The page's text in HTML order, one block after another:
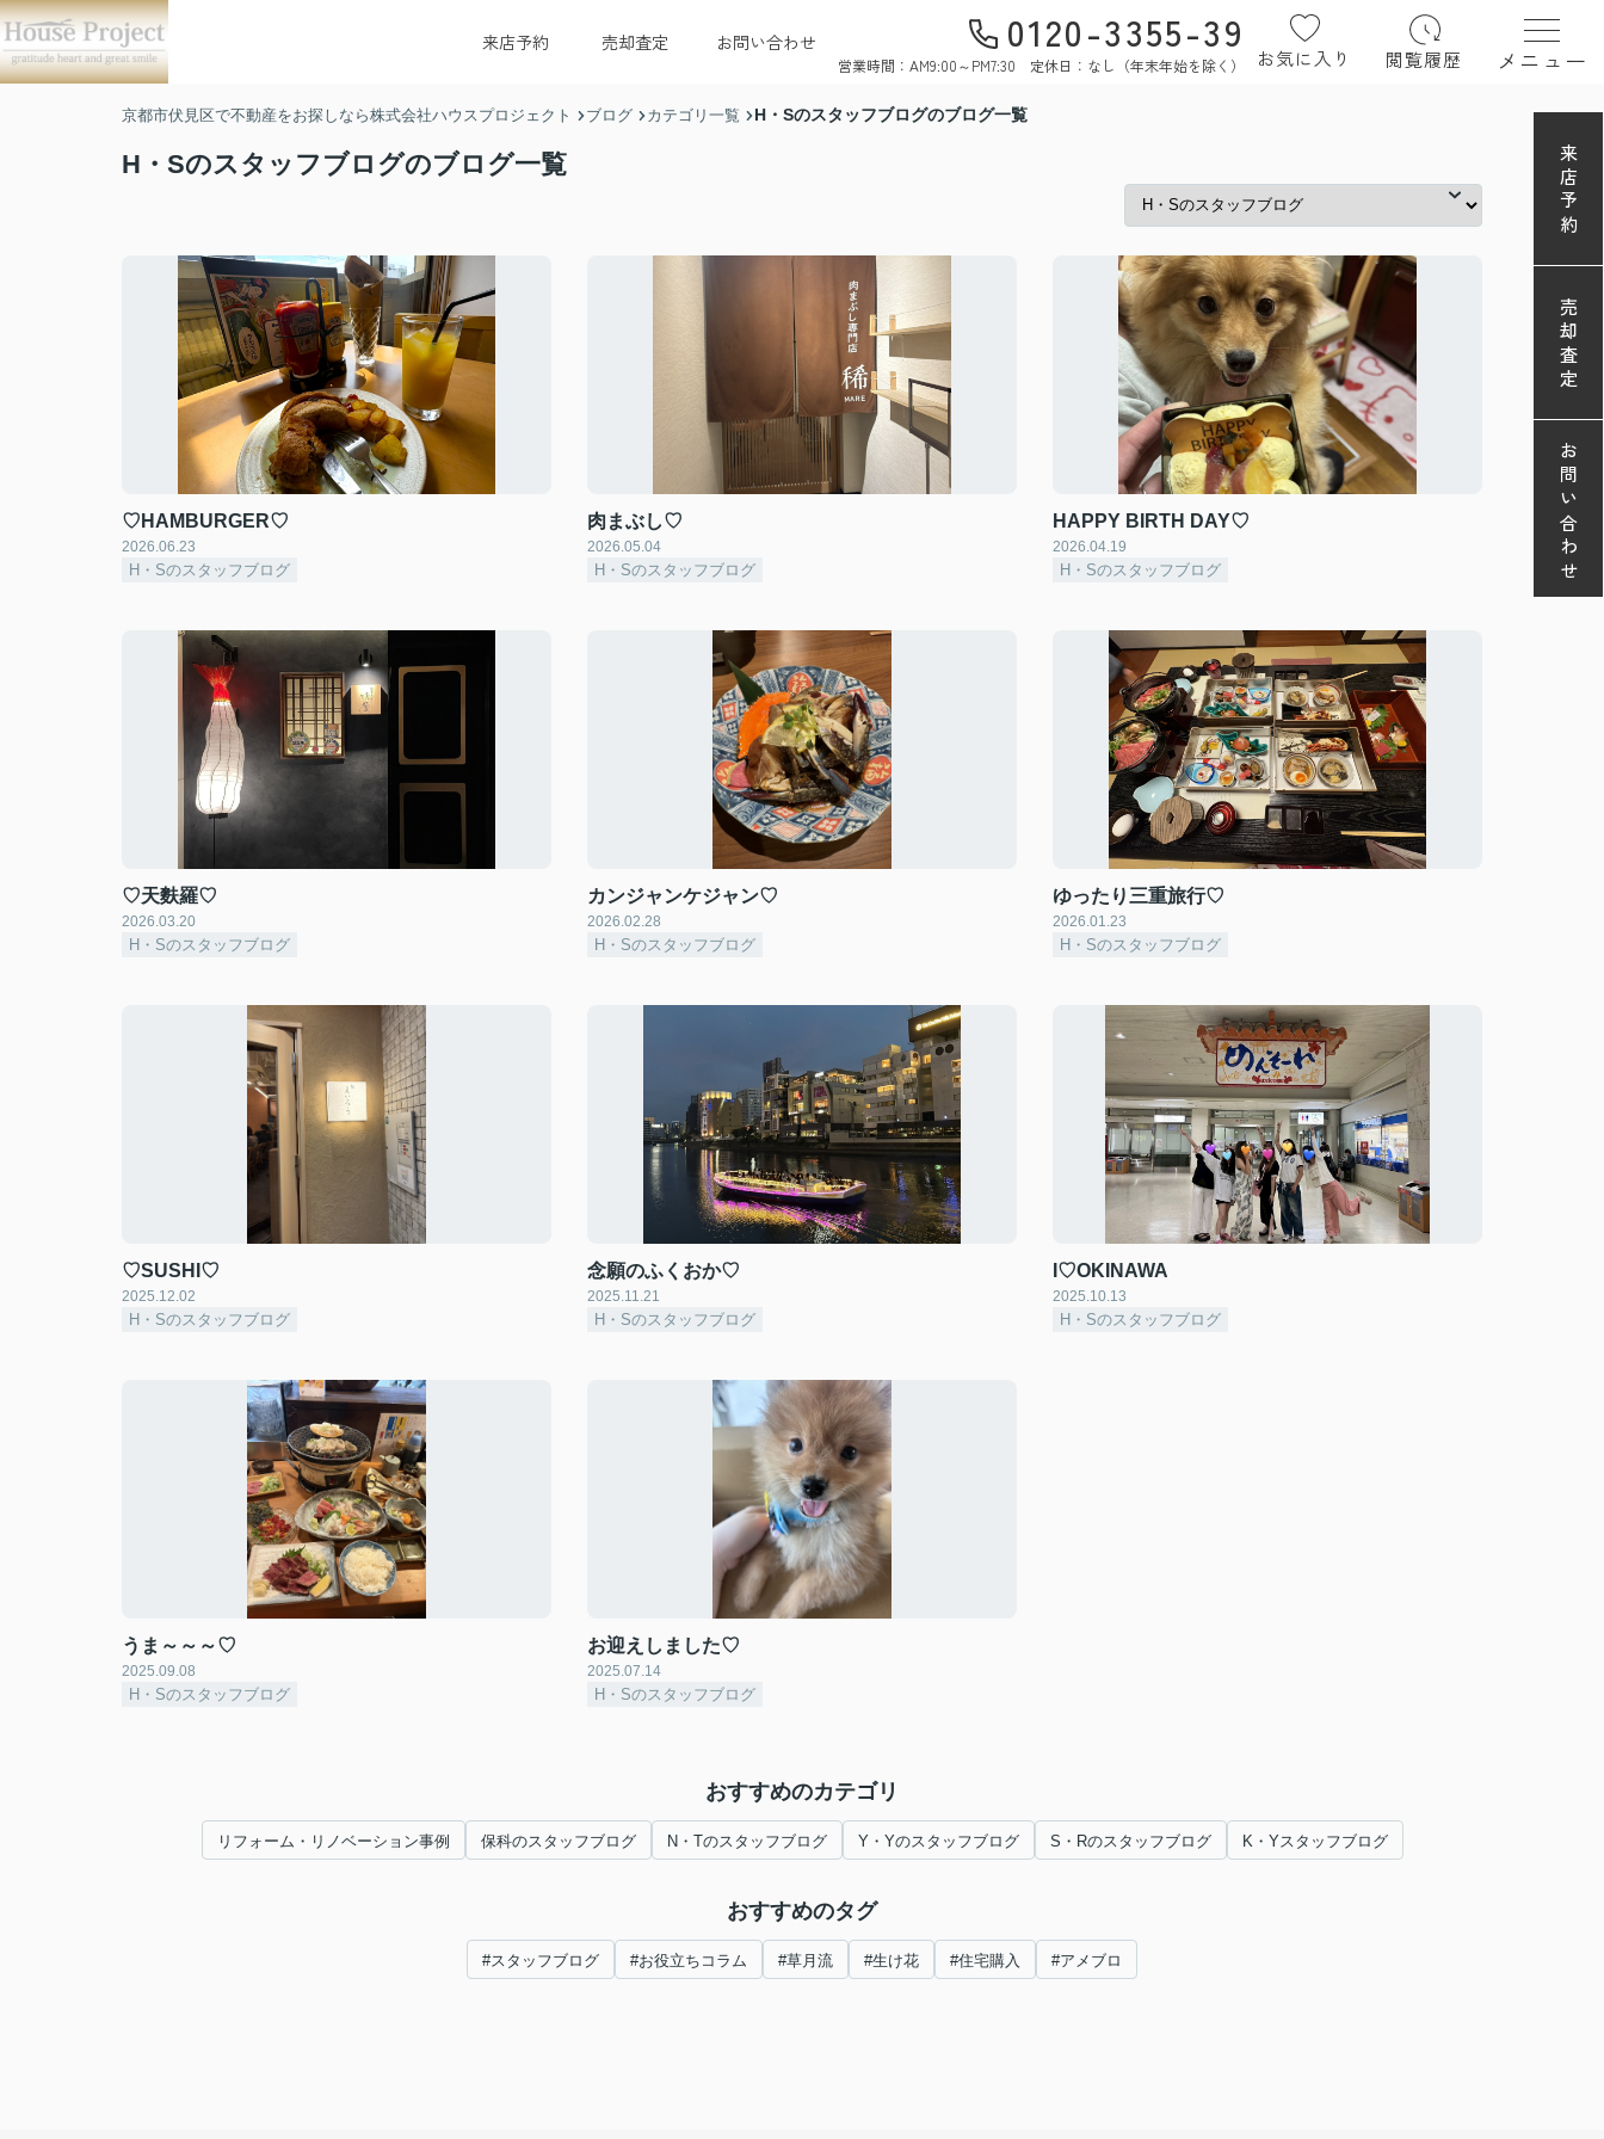
来店予約 売却査定 お問い合わせ 0120-3355-39
営業時間：AM9:00～PM7:30 定休日：なし（年末年始を除く） お気に入り 閲覧履歴 メニュー
京都市伏見区で不動産をお探しなら株式会社ハウスプロジェクト ブログ カテゴリ一覧 H・Sのスタッフブログのブログ一覧
H・Sのスタッフブログのブログ一覧
♡HAMBURGER♡
2026.06.23
H・Sのスタッフブログ
肉まぶし♡
2026.05.04
H・Sのスタッフブログ
HAPPY BIRTH DAY♡
2026.04.19
H・Sのスタッフブログ
♡天麩羅♡
2026.03.20
H・Sのスタッフブログ
カンジャンケジャン♡
2026.02.28
H・Sのスタッフブログ
ゆったり三重旅行♡
2026.01.23
H・Sのスタッフブログ
♡SUSHI♡
2025.12.02
H・Sのスタッフブログ
念願のふくおか♡
2025.11.21
H・Sのスタッフブログ
I♡OKINAWA
2025.10.13
H・Sのスタッフブログ
うま～～～♡
2025.09.08
H・Sのスタッフブログ
お迎えしました♡
2025.07.14
H・Sのスタッフブログ
おすすめのカテゴリ
リフォーム・リノベーション事例 保科のスタッフブログ N・Tのスタッフブログ Y・Yのスタッフブログ S・Rのスタッフブログ K・Yスタッフブログ
おすすめのタグ
#スタッフブログ #お役立ちコラム #草月流 #生け花 #住宅購入 #アメブロ
来店予約
売却査定
お問い合わせ